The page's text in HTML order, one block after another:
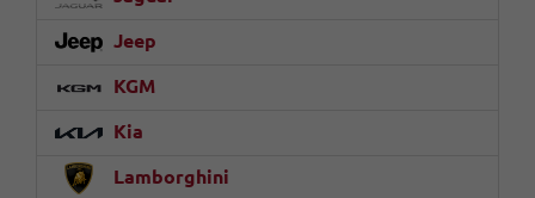
Jeep
KGM
Kia
Lamborghini